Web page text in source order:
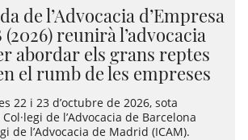
de l’Advocacia d’Empresa
reunirà l’advocacia
abordar els grans reptes
el rumb de les empreses
22 i 23 d’octubre de 2026, sota
de l’Advocacia de Barcelona
de l’Advocacia de Madrid (ICAM).